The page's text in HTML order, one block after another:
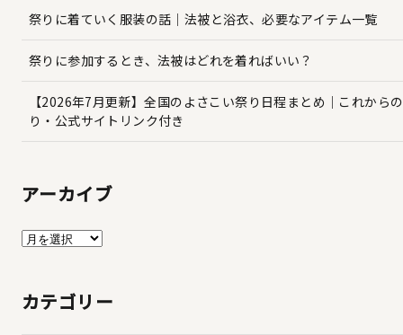
祭りに着ていく服装の話｜法被と浴衣、必要なアイテム一覧
祭りに参加するとき、法被はどれを着ればいい？
【2026年7月更新】全国のよさこい祭り日程まとめ｜これから
り・公式サイトリンク付き
アーカイブ
ア
イ
カテゴリー